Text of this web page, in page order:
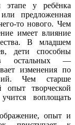
этапе у ребёнка
или предложенная
то нового. Чем
имеет влияние
В младшем
дети способны
в остальных —
изменения по
Чем старше
опыт творческой
воплощать
опыт и